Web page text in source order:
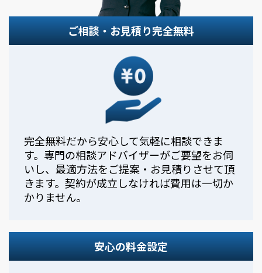
ご相談・お見積り完全無料
完全無料だから安心して気軽に相談できま
す。専門の相談アドバイザーがご要望をお伺
いし、最適方法をご提案・お見積りさせて頂
きます。契約が成立しなければ費用は一切か
かりません。
安心の料金設定